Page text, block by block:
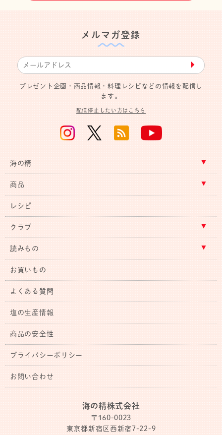
メルマガ登録
▶︎
プレゼント企画・商品情報・料理レシピなどの情報を配信し
ます。
配信停止したい方はこちら
海の精
商品
レシピ
クラブ
読みもの
お買いもの
よくある質問
塩の生産情報
商品の安全性
プライバシーポリシー
お問い合わせ
海の精株式会社
〒160-0023
東京都新宿区西新宿7-22-9